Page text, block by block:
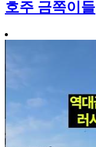
호주 금쪽이들